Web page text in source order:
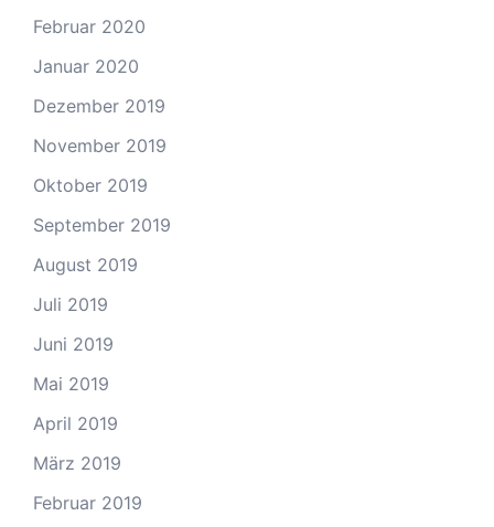
Februar 2020
Januar 2020
Dezember 2019
November 2019
Oktober 2019
September 2019
August 2019
Juli 2019
Juni 2019
Mai 2019
April 2019
März 2019
Februar 2019